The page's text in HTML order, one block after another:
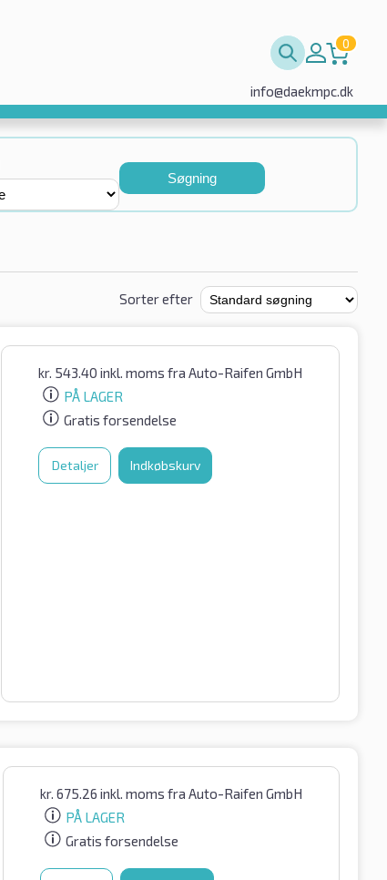
0
info@daekmpc.dk
Søgning
Sorter efter
kr. 543.40 inkl. moms fra Auto-Raifen GmbH
PÅ LAGER
Gratis forsendelse
Detaljer Indkøbskurv
kr. 675.26 inkl. moms fra Auto-Raifen GmbH
PÅ LAGER
Gratis forsendelse